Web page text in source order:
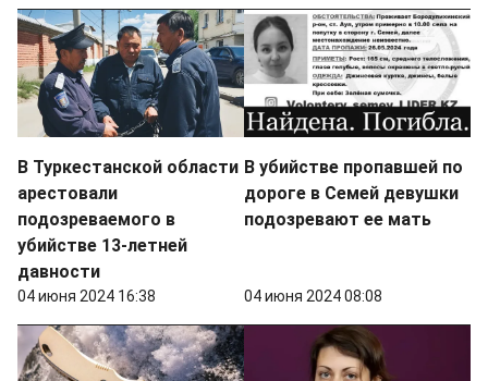
В Туркестанской области
арестовали
подозреваемого в
убийстве 13-летней
давности
04 июня 2024 16:38
В убийстве пропавшей по
дороге в Семей девушки
подозревают ее мать
04 июня 2024 08:08